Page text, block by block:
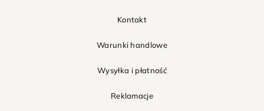
Kontakt
Warunki handlowe
Wysyłka i płatność
Reklamacje